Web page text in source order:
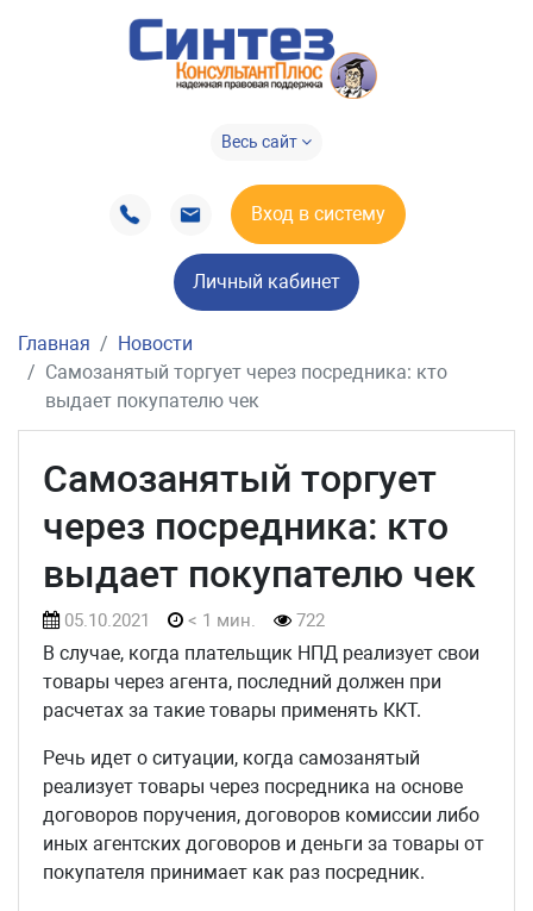
Весь сайт
Вход в систему
Личный кабинет
Главная
Новости
Самозанятый торгует через посредника: кто
выдает покупателю чек
Самозанятый торгует
через посредника: кто
выдает покупателю чек
05.10.2021 < 1 мин. 722
В случае, когда плательщик НПД реализует свои
товары через агента, последний должен при
расчетах за такие товары применять ККТ.
Речь идет о ситуации, когда самозанятый
реализует товары через посредника на основе
договоров поручения, договоров комиссии либо
иных агентских договоров и деньги за товары от
покупателя принимает как раз посредник.